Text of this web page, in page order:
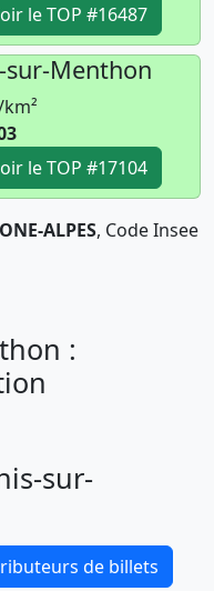
le TOP #16487
sur-Menthon
le TOP #17104
ALPES, Code Insee
:
sur-
de billets